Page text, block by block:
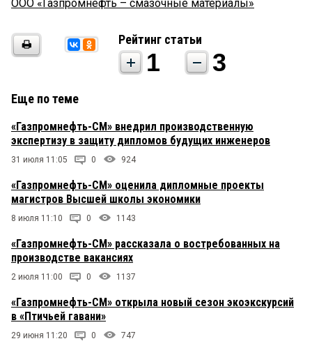
ООО «Газпромнефть – смазочные материалы»
Рейтинг статьи
1 3
Еще по теме
«Газпромнефть-СМ» внедрил производственную
экспертизу в защиту дипломов будущих инженеров
31 июля 11:05 0 924
«Газпромнефть-СМ» оценила дипломные проекты
магистров Высшей школы экономики
8 июля 11:10 0 1143
«Газпромнефть-СМ» рассказала о востребованных на
производстве вакансиях
2 июля 11:00 0 1137
«Газпромнефть-СМ» открыла новый сезон экоэкскурсий
в «Птичьей гавани»
29 июня 11:20 0 747